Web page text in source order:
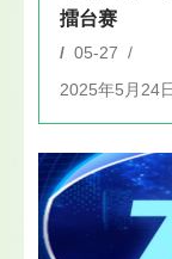
擂台赛
/ 05-27 /